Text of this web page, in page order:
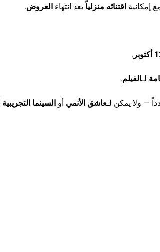
إمكانية اقتنائه منزلياً بعد انتهاء العروض.
.
لـالفيلم.
— ولا يمكن لـعاشق الأنمي أو السينما التجريبية